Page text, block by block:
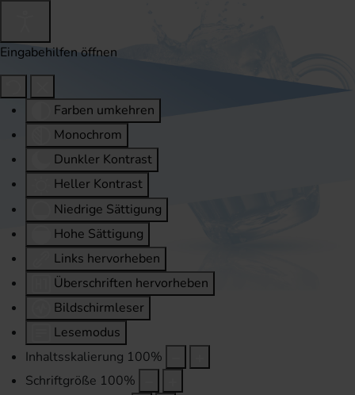
Eingabehilfen öffnen
Farben umkehren
Monochrom
Dunkler Kontrast
Heller Kontrast
Niedrige Sättigung
Hohe Sättigung
Links hervorheben
Überschriften hervorheben
Bildschirmleser
Lesemodus
Inhaltsskalierung 100%
Schriftgröße 100%